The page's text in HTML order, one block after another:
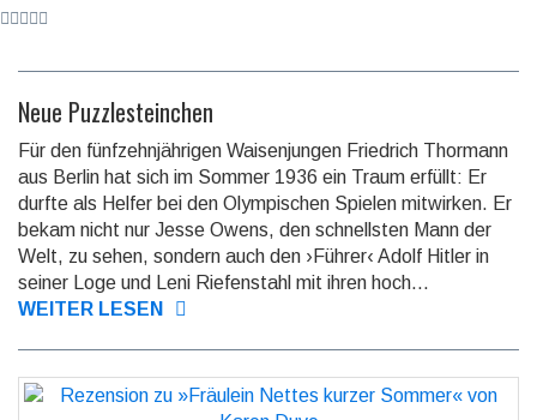
Neue Puzzlesteinchen
Für den fünfzehnjährigen Waisenjungen Friedrich Thormann
aus Berlin hat sich im Sommer 1936 ein Traum erfüllt: Er
durfte als Helfer bei den Olympi­schen Spielen mitwirken. Er
bekam nicht nur Jesse Owens, den schnell­sten Mann der
Welt, zu sehen, sondern auch den ›Führer‹ Adolf Hitler in
seiner Loge und Leni Riefen­stahl mit ihren hoch­...
WEITER LESEN